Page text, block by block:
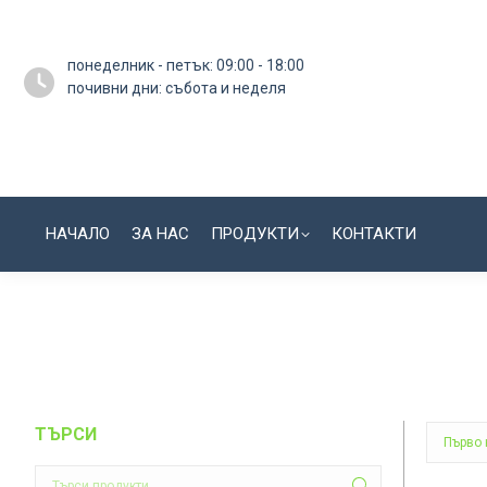
понеделник - петък: 09:00 - 18:00
почивни дни: събота и неделя
НАЧАЛО ЗА НАС ПРОДУКТИ КОНТАКТИ
ТЪРСИ